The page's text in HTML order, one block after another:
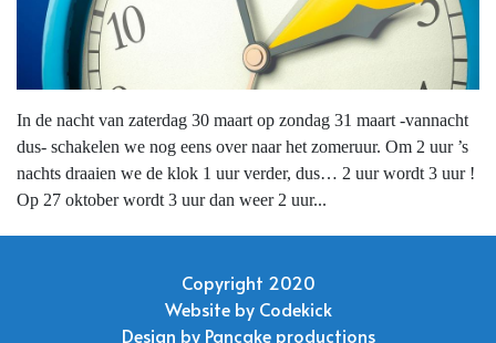
In de nacht van zaterdag 30 maart op zondag 31 maart -vannacht
dus- schakelen we nog eens over naar het zomeruur. Om 2 uur ’s
nachts draaien we de klok 1 uur verder, dus… 2 uur wordt 3 uur !
Op 27 oktober wordt 3 uur dan weer 2 uur...
Copyright 2020
Website by Codekick
Design by Pancake productions